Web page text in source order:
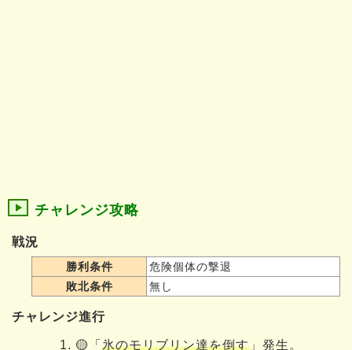
チャレンジ攻略
戦況
勝利条件
危険個体の撃退
敗北条件
無し
チャレンジ進行
🟡「 氷のモリブリン達を倒す 」発生。